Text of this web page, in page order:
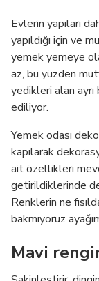
Evlerin yapıları
yapıldığı için ve
yemek yemeye
az, bu yüzden
yedikleri alan
ediliyor.
Yemek odası
kapılarak
ait özellikleri
getirildiklerinde
Renklerin ne
bakmıyoruz
Mavi